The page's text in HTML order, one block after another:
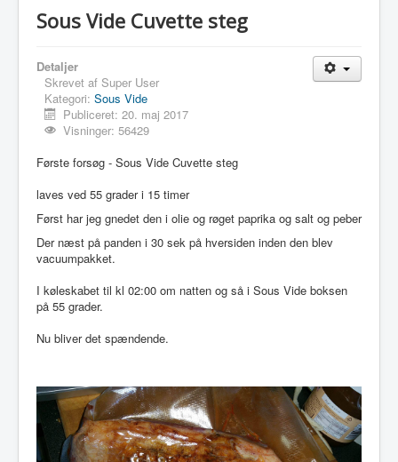
Sous Vide Cuvette steg
Detaljer
Skrevet af Super User
Kategori: Sous Vide
Publiceret: 20. maj 2017
Visninger: 56429
Første forsøg - Sous Vide Cuvette steg
laves ved 55 grader i 15 timer
Først har jeg gnedet den i olie og røget paprika og salt og peber
Der næst på panden i 30 sek på hversiden inden den blev
vacuumpakket.
I køleskabet til kl 02:00 om natten og så i Sous Vide boksen
på 55 grader.
Nu bliver det spændende.